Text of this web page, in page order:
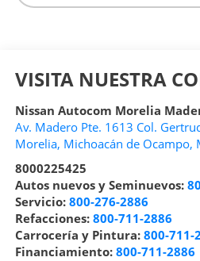
VISITA NUESTRA
Nissan Autocom Morelia
Av. Madero Pte. 1613 Col.
Morelia, Michoacán de Ocampo,
8000225425
Autos nuevos y Seminuevos:
Servicio: 800-276-2886
Refacciones: 800-711-2886
Carrocería y Pintura: 800-711-
Financiamiento: 800-711-2886